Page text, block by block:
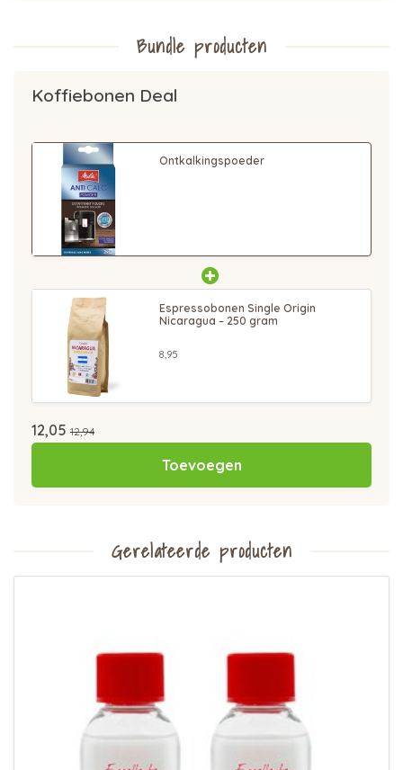
Bundle producten
Koffiebonen Deal
Ontkalkingspoeder
Espressobonen Single Origin
Nicaragua – 250 gram
8,95
12,05 12,94
Toevoegen
Gerelateerde producten